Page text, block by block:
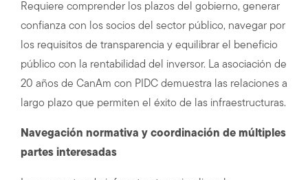
Requiere comprender los plazos del gobierno, generar
confianza con los socios del sector público, navegar por
los requisitos de transparencia y equilibrar el beneficio
público con la rentabilidad del inversor. La asociación de
20 años de CanAm con PIDC demuestra las relaciones a
largo plazo que permiten el éxito de las infraestructuras.
Navegación normativa y coordinación de múltiples
partes interesadas